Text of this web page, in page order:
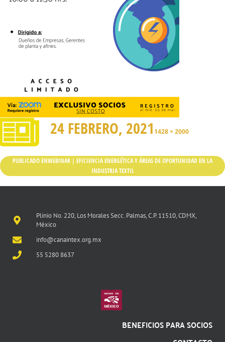
24 FEBRERO, 2021 1428 × 2000
PUBLICADO ENWEBINAR | EFICIENCIA ENERGÉTICA Y ÁREAS DE OPORTUNIDAD EN LA
INDUSTRIA TEXTIL
Plinio No. 220, Los Morales Secc. Palmas, C.P. 11510, CDMX,
México
info@canaintex.org.mx
55 5280 8637
BENEFICIOS PARA SOCIOS